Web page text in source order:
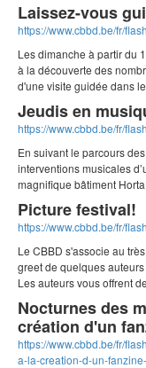
Laissez-vous
https://www.cbbd.be/fr/
Les dimanche à partir du
à la découverte des
d'une visite guidée dans
Jeudis en
https://www.cbbd.be/fr/
En suivant le parcours
interventions musicales
magnifique bâtiment
Picture festival!
https://www.cbbd.be/fr/
Le CBBD s'associe au
greet de quelques
Les auteurs vous offrent
Nocturnes des
création d'un
https://www.cbbd.be/fr/
a-la-creation-d-un-